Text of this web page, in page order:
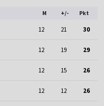
M +/- Pkt
12 21 30
12 19 29
12 15 26
12 12 26